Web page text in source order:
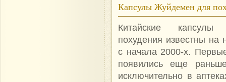
Капсулы Жуйдемен для
Китайские
похудения известны на
с начала 2000-х.
появились еще
исключительно в